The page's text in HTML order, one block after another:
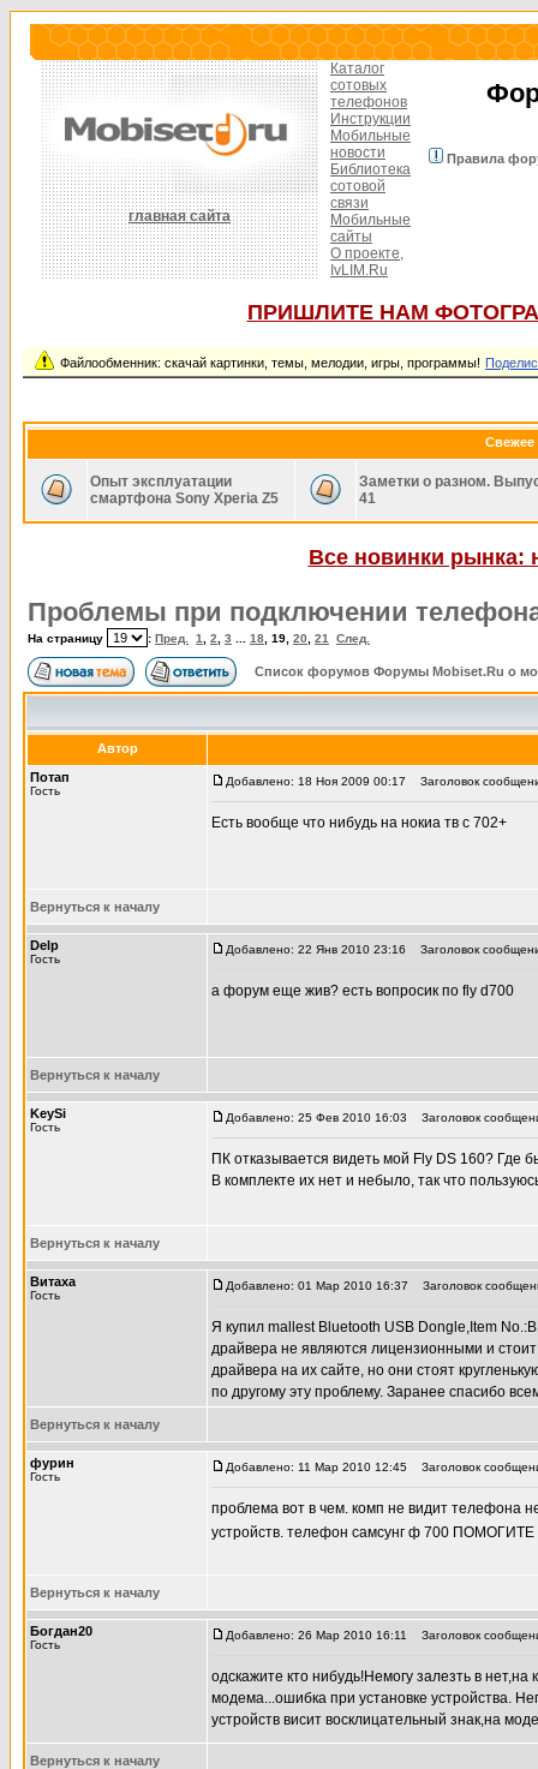
главная сайта
Каталог
сотовых
телефонов
Инструкции
Мобильные
новости
Библиотека
сотовой
связи
Мобильные
сайты
О проекте,
IvLIM.Ru
Правила
ПРИШЛИТЕ НАМ
Файлообменник: скачай картинки, темы, мелодии, игры, программы!
Свежее
Опыт эксплуатации
смартфона Sony Xperia Z5
Заметки о разном.
41
Все новинки рынка:
Проблемы при подключении
На страницу : Пред. 1 2 3 18 19 20 21 След.
Список форумов Форумы Mobiset.Ru о
Автор
Потап
Гость
Добавлено: 18 Ноя 2009 00:17 Заголовок
Есть вообще что нибудь на нокиа тв с 702+
Вернуться к началу
Delp
Гость
Добавлено: 22 Янв 2010 23:16 Заголовок
а форум еще жив? есть вопросик по fly d700
Вернуться к началу
KeySi
Гость
Добавлено: 25 Фев 2010 16:03 Заголовок
ПК отказывается видеть мой Fly DS 160? Где
В комплекте их нет и небыло, так что
Вернуться к началу
Витаха
Гость
Добавлено: 01 Мар 2010 16:37 Заголовок
Я купил mallest Bluetooth USB Dongle,Item
драйвера не являются лицензионными и
драйвера на их сайте, но они стоят
по другому эту проблему. Заранее спасибо
Вернуться к началу
фурин
Гость
Добавлено: 11 Мар 2010 12:45 Заголовок
проблема вот в чем. комп не видит телефона
устройств. телефон самсунг ф 700
Вернуться к началу
Богдан20
Гость
Добавлено: 26 Мар 2010 16:11 Заголовок
одскажите кто нибудь!Немогу залезть в
модема...ошибка при установке устройства.
устройств висит восклицательный знак,на
Вернуться к началу